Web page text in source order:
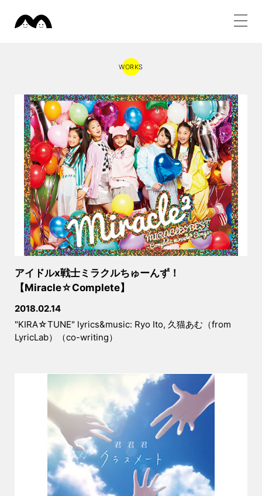
WORKS
アイドルx戦士ミラクルちゅーんず！
【Miracle☆Complete】
2018.02.14
"KIRA☆TUNE" lyrics&music: Ryo Ito, 久猫あむ（from
LyricLab）（co-writing）